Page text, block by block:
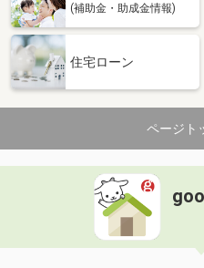
(補助金・助成金情報)
住宅ローン
ページト